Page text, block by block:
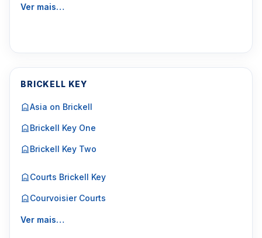
Ver mais…
BRICKELL KEY
Asia on Brickell
Brickell Key One
Brickell Key Two
Courts Brickell Key
Courvoisier Courts
Ver mais…